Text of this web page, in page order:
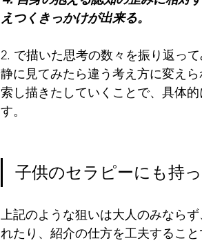
えつくきっかけが出来る。
2. で描いた思考の数々を振り返っ
静に見てみたら違う考え方に変え
索し描きたしていくことで、具体
す。
子供のセラピーにも持
上記のような狙いは大人のみなら
れたり、紹介の仕方を工夫するこ